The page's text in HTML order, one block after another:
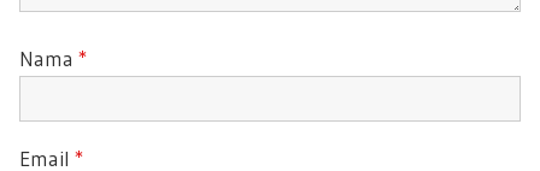
Nama *
Email *